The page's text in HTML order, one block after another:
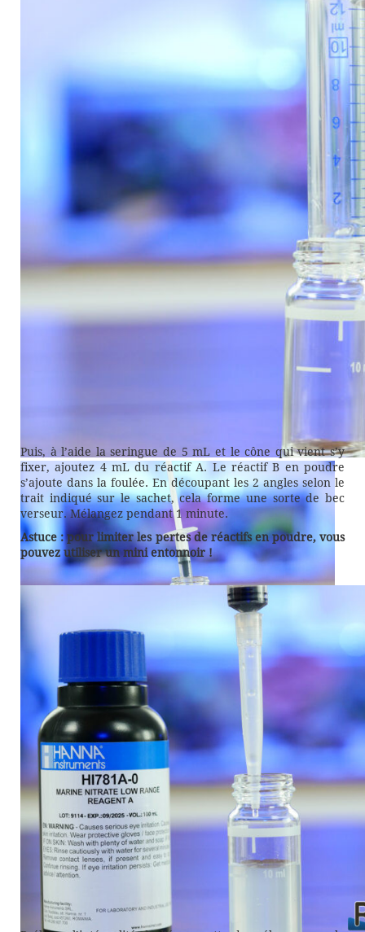
Prélevez 7 mL d’eau à tester avec la seringue 12 mL
Pour les concentrations supérieures à 5 mg/L, diluez 1 mL
d’eau dans 9 mL d’eau de mer. Il faudra par la suite n’en
garder que 7 mL.
Puis, à l’aide la seringue de 5 mL et le cône qui vient s’y
fixer, ajoutez 4 mL du réactif A. Le réactif B en poudre
s’ajoute dans la foulée. En découpant les 2 angles selon le
trait indiqué sur le sachet, cela forme une sorte de bec
verseur. Mélangez pendant 1 minute.
Astuce : pour limiter les pertes de réactifs en poudre, vous
pouvez utiliser un mini entonnoir !